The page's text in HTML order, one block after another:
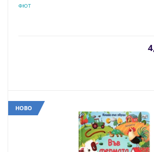
ФЮТ
НОВО